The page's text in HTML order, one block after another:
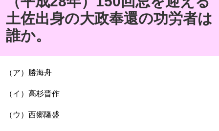
土佐出身の大政奉還の功労者は
誰か。
（ア）勝海舟
（イ）高杉晋作
（ウ）西郷隆盛